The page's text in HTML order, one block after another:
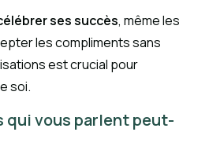
ses succès, même les
les compliments sans
est crucial pour
soi.
qui vous parlent peut-